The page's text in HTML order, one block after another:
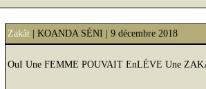
Zakât | KOANDA SÉNI | 9 décembre 2018
OuI Une FEMME POUVAIT EnLÉVE Une